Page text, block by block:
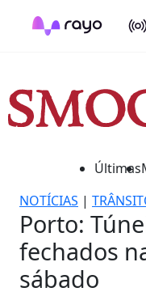
On
Últimas
NOTÍCIAS |
Porto:
fechados
sábado